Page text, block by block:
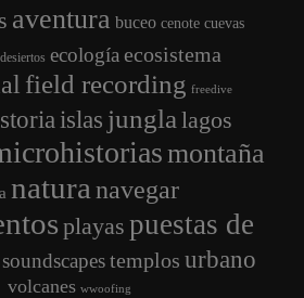
aventura buceo cenote cuevas
desiertos ecología ecosistema
field recording freedive
islas jungla lagos
montaña
natura navegar
playas puestas de
soundscapestemplos urbano
volcanes wwoofing